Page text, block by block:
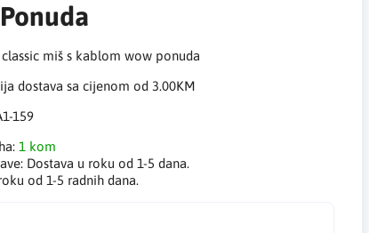
miš s kablom wow ponuda
dostava sa cijenom od 3.00KM
159
1 kom
Dostava u roku od 1-5 dana.
od 1-5 radnih dana.